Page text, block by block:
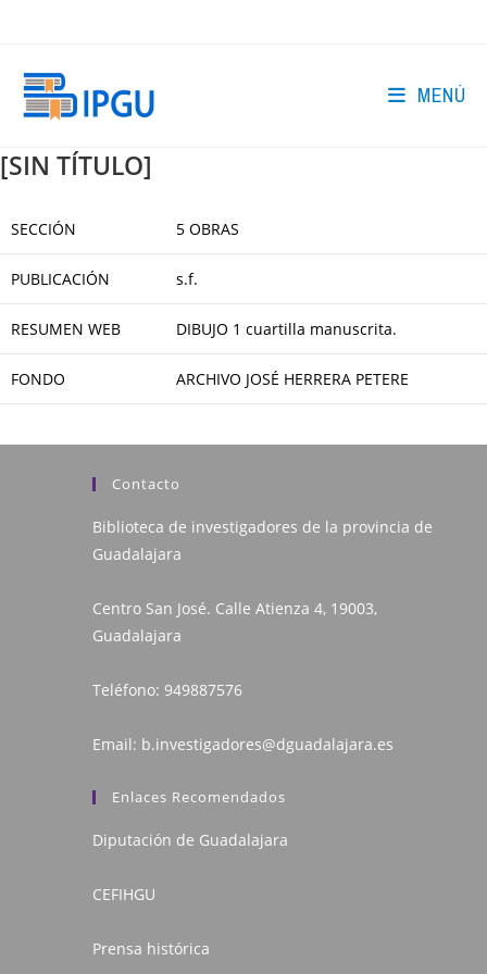
MENÚ
[SIN TÍTULO]
SECCIÓN 5 OBRAS
PUBLICACIÓN s.f.
RESUMEN WEB DIBUJO 1 cuartilla manuscrita.
FONDO ARCHIVO JOSÉ HERRERA PETERE
Contacto
Biblioteca de investigadores de la provincia de
Guadalajara
Centro San José. Calle Atienza 4, 19003,
Guadalajara
Teléfono: 949887576
Email: b.investigadores@dguadalajara.es
Enlaces Recomendados
Diputación de Guadalajara
CEFIHGU
Prensa histórica